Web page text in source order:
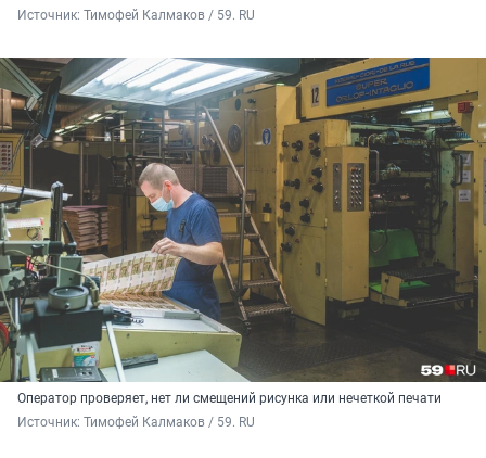
Источник: Тимофей Калмаков / 59. RU
Оператор проверяет, нет ли смещений рисунка или нечеткой печати
Источник: Тимофей Калмаков / 59. RU